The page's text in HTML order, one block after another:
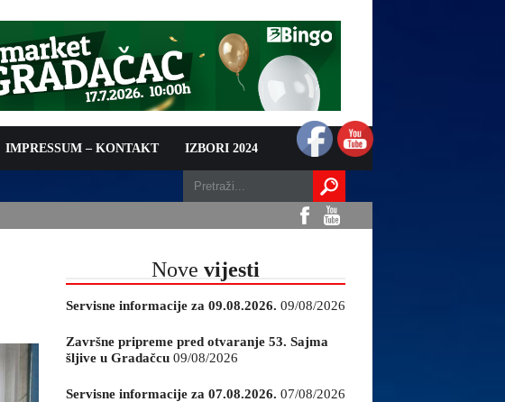
IMPRESSUM – KONTAKT IZBORI 2024
Nove vijesti
Servisne informacije za 09.08.2026. 09/08/2026
Završne pripreme pred otvaranje 53. Sajma
šljive u Gradačcu 09/08/2026
Servisne informacije za 07.08.2026. 07/08/2026